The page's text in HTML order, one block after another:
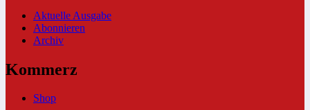
Aktuelle Ausgabe
Abonnieren
Archiv
Kommerz
Shop